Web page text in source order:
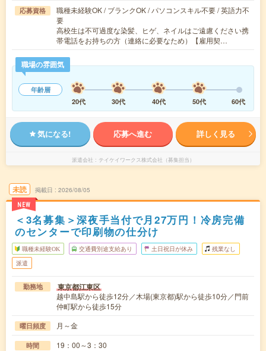
応募資格
職種未経験OK / ブランクOK / パソコンスキル不要 / 英語力不
要
高校生は不可過度な染髪、ヒゲ、ネイルはご遠慮ください携
帯電話をお持ちの方（連絡に必要なため）【雇用契…
職場の雰囲気
年齢層
20代
30代 40代 50代 60代
気になる! 応募へ進む 詳しく見る
派遣会社 テイケイワークス株式会社（募集担当）
未読
NEW
掲載日 2026/08/05
＜3名募集＞深夜手当付で月27万円！冷房完備
のセンターで印刷物の仕分け
職種未経験OK 交通費別途支給あり 土日祝日が休み 残業なし
派遣
勤務地 東京都江東区
越中島駅から徒歩12分／木場(東京都)駅から徒歩10分／門前
仲町駅から徒歩15分
曜日頻度 月～金
時間 19：00～3：30